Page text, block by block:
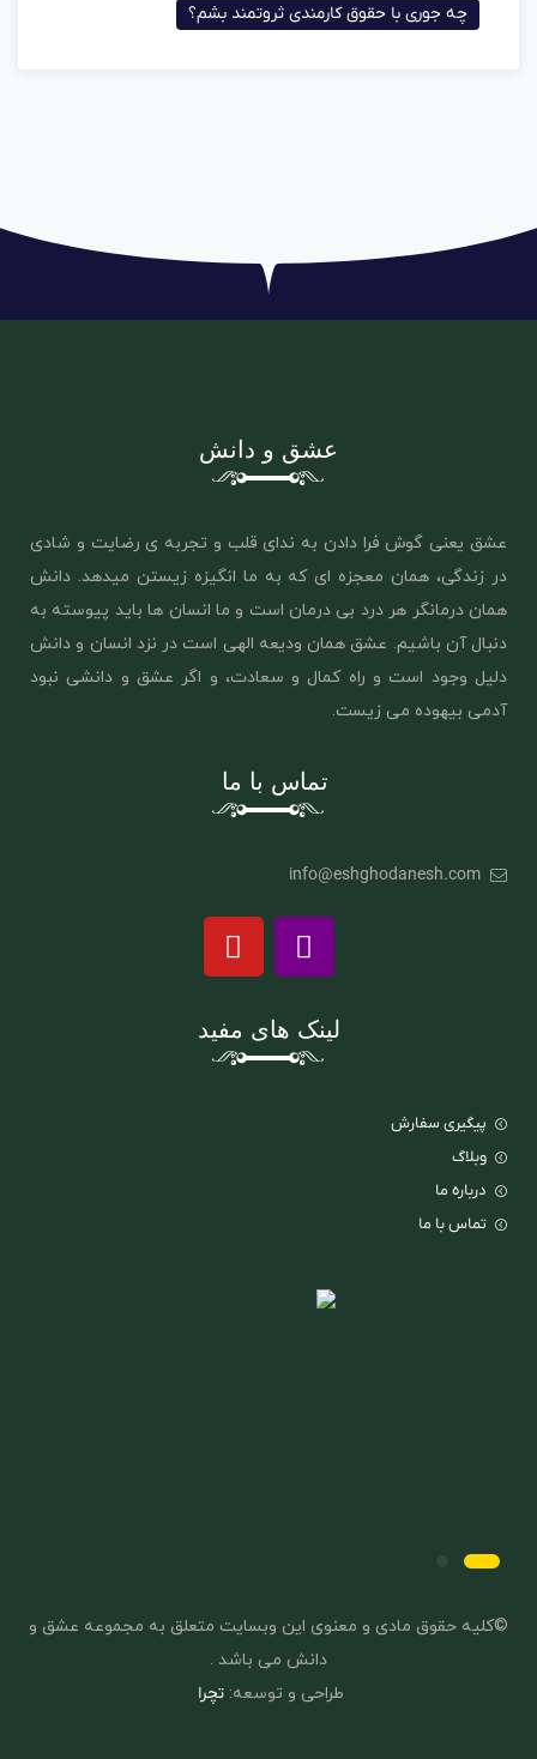
چه جوری با حقوق کارمندی ثروتمند بشم؟
عشق و دانش
عشق یعنی گوش فرا دادن به ندای قلب و تجربه ی رضایت و شادی
در زندگی، همان معجزه ای که به ما انگیزه زیستن میدهد. دانش
همان درمانگر هر درد بی درمان است و ما انسان ها باید پیوسته به
دنبال آن باشیم. عشق همان ‌ودیعه الهی است در نزد انسان و دانش
دلیل وجود است و راه کمال و سعادت، و اگر عشق و دانشی نبود
آدمی بیهوده می زیست.
تماس با ما
info@eshghodanesh.com
لینک های مفید
پیگیری سفارش
وبلاگ
درباره ما
تماس با ما
©کلیه حقوق مادی و معنوی این وبسایت متعلق به مجموعه عشق و
دانش می باشد .
طراحی و توسعه:تچرا